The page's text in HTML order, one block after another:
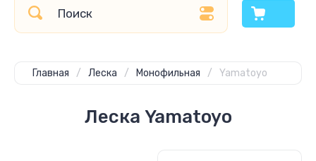
Главная / Леска / Монофильная / Yamatoyo
Леска Yamatoyo